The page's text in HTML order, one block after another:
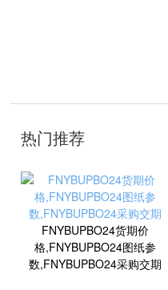
司热门推荐
FNYBUPBO24货期价
格,FNYBUPBO24图纸参
数,FNYBUPBO24采购交期